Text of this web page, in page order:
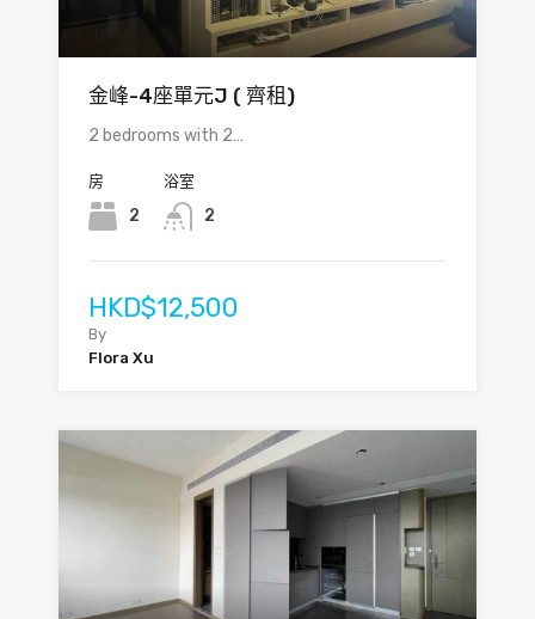
金峰-4座單元J ( 齊租)
2 bedrooms with 2…
房
2
浴室
2
HKD$12,500
By
Flora Xu